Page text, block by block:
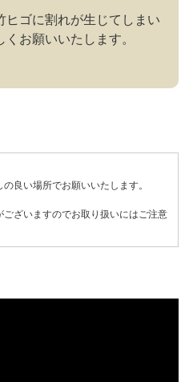
ヒゴに割れが生じてしまい
お願いいたします。
良い場所でお願いいたします。
ざいますのでお取り扱いにはご注意